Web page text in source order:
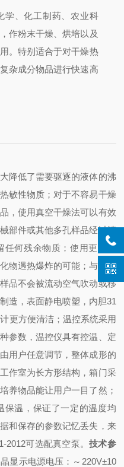
学、化工制药、农业科
作粉末干燥、烘培以及
。特别适合于对干燥热
杂成分物品进行快速高
降低了需要驱逐的液体的沸
敏性物质； 对于不容易干燥
，使用真空干燥法可以有效
部件或其他多孔样品经过清
何残余物质； 使用更安全
物遇热爆炸的可能；与依靠
品不会被流动空气吹动或移
造，表面静电喷塑，内胆31
更方便清洁； 温控系统采用
参数，温控仪具有控温、定
用户任意调节，整体成形的
工作室为长方形结构，箱门采
养物品能让用户一目了然；
保温，保证了一定的温度均
和保存的参数记忆丢失，来
2012可选配真空泵。技术参
显示电源电压：～220V±10